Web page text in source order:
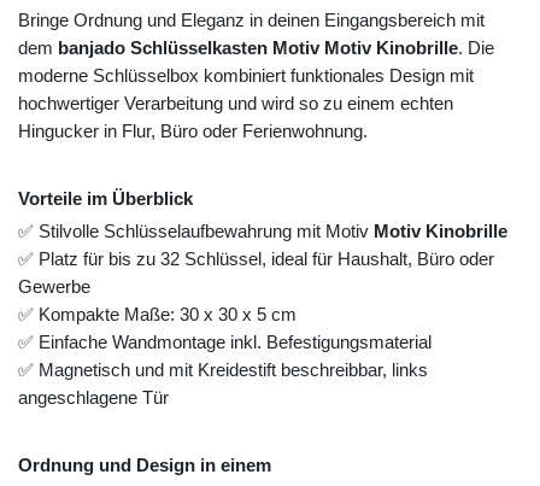
Bringe Ordnung und Eleganz in deinen Eingangsbereich mit
dem banjado Schlüsselkasten Motiv Motiv Kinobrille. Die
moderne Schlüsselbox kombiniert funktionales Design mit
hochwertiger Verarbeitung und wird so zu einem echten
Hingucker in Flur, Büro oder Ferienwohnung.
Vorteile im Überblick
✅ Stilvolle Schlüsselaufbewahrung mit Motiv Motiv Kinobrille
✅ Platz für bis zu 32 Schlüssel, ideal für Haushalt, Büro oder
Gewerbe
✅ Kompakte Maße: 30 x 30 x 5 cm
✅ Einfache Wandmontage inkl. Befestigungsmaterial
✅ Magnetisch und mit Kreidestift beschreibbar, links
angeschlagene Tür
Ordnung und Design in einem